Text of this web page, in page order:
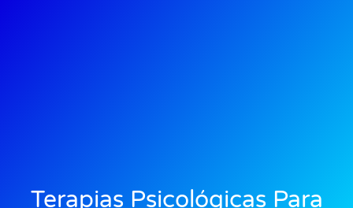
Terapias Psicológicas Para